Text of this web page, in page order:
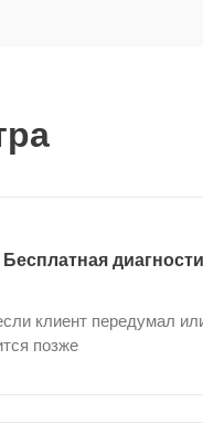
Бесплатная
клиент передумал
позже